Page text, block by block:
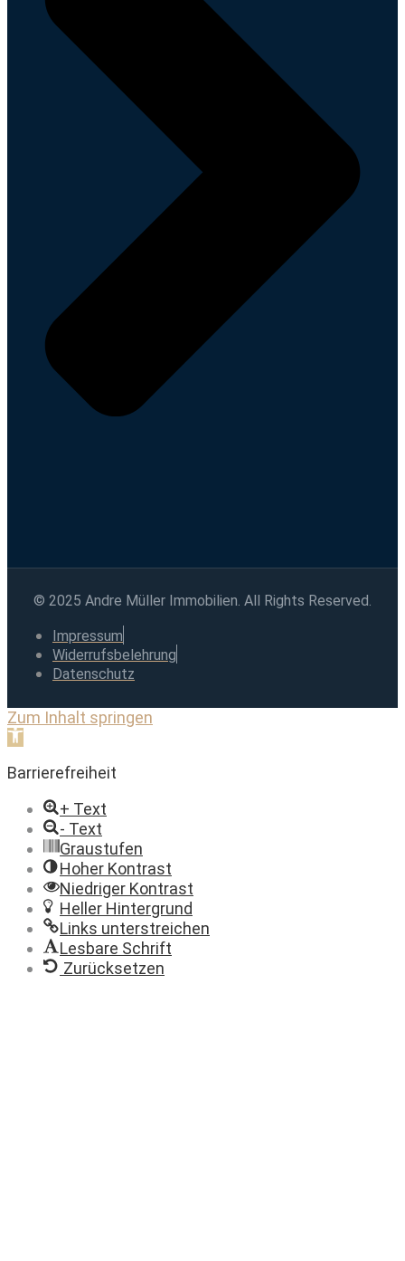
© 2025 Andre Müller Immobilien. All Rights Reserved.
Impressum
Widerrufsbelehrung
Datenschutz
Zum Inhalt springen
Werkzeugleiste
Barrierefreiheit
+ Text
- Text
Graustufen
Hoher Kontrast
Niedriger Kontrast
Heller Hintergrund
Links unterstreichen
Lesbare Schrift
Zurücksetzen